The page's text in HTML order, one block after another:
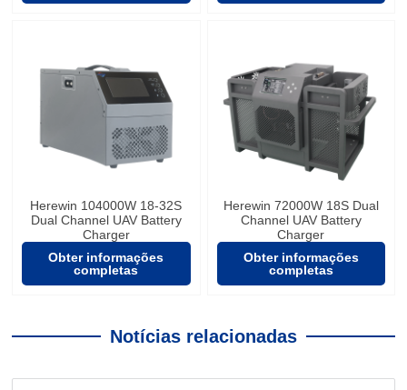
Herewin 104000W 18-32S
Dual Channel UAV Battery
Charger
Obter informações
completas
Herewin 72000W 18S Dual
Channel UAV Battery
Charger
Obter informações
completas
Notícias relacionadas